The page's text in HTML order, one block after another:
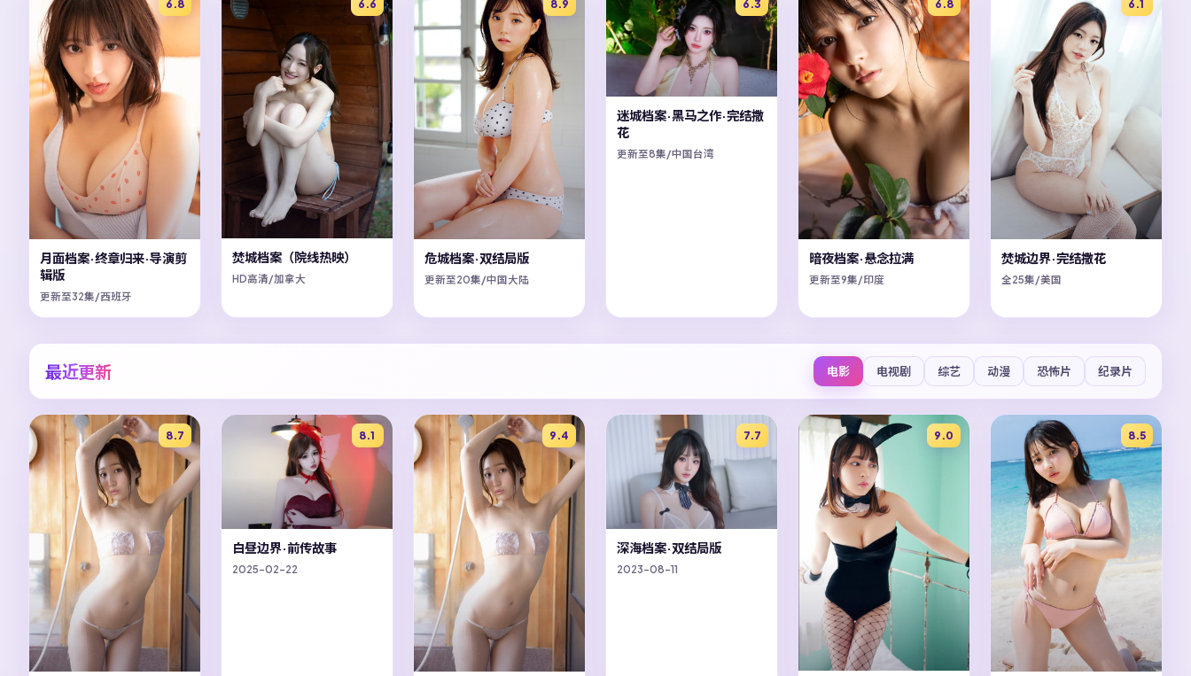
6.8
月面档案·终章归来·导演剪
辑版
更新至32集/西班牙
6.6
焚城档案（院线热映）
HD高清/加拿大
8.9
危城档案·双结局版
更新至20集/中国大陆
6.3
迷城档案·黑马之作·完结撒
花
更新至8集/中国台湾
6.8
暗夜档案·悬念拉满
更新至9集/印度
6.1
焚城边界·完结撒花
全25集/美国
最近更新 电影 电视剧 综艺 动漫 恐怖片 纪录片
8.7 8.1
白昼边界·前传故事
2025-02-22
9.4 7.7
深海档案·双结局版
2023-08-11
9.0 8.5